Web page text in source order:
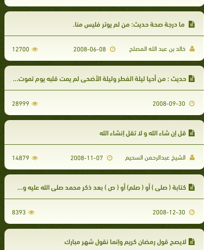
ما درجة صحة حديث: من لم يوتر فليس منا.
خالد بن عبد الله المصلح 12700
حديث : من أحيا ليلة الفطر وليلة الأضحى لم يمت قلبه يوم تموت القلوب _ موضوع
2008-09-30
28999
قل إن شاء الله و لا تقل إنشاء الله
الشيخ عبدالرحمن السحيم 14879
كتابة ( صلى ) أو ( صلم) أو ( ص ) بعد ذكر محمد صلى الله عليه وسلم غير مشروع
2008-12-30
8393
لايصح قول رمضان كريم وإنما نقول شهر مبارك